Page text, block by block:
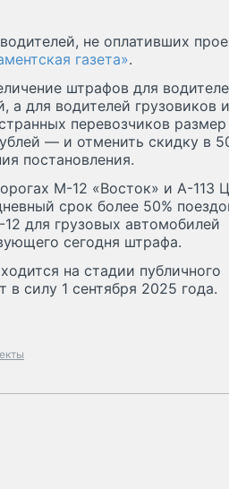
не оплативших
газета».
штрафов для
а для водителей грузовиков и
перевозчиков размер
— и отменить скидку в
постановления.
М-12 «Восток» и А-113
срок более 50%
для грузовых автомобилей
сегодня штрафа.
на стадии публичного
в силу 1 сентября 2025 года.